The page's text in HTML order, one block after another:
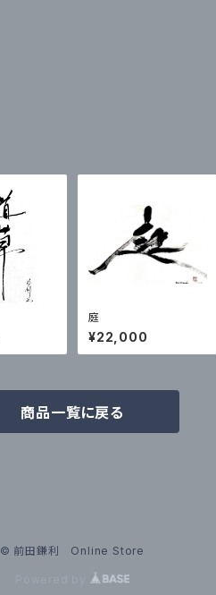
庭
¥22,000
商品一覧に戻る
© 前田鎌利 Online Store